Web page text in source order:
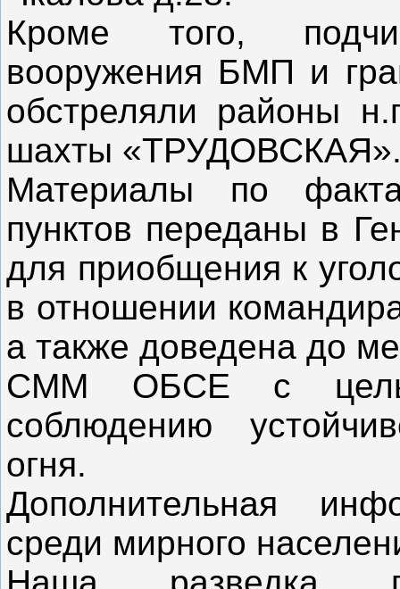
Кроме того,
вооружения БМП и
обстреляли районы
шахты
Материалы по
пунктов переданы в
для приобщения к
в отношении
а также доведена до
СММ ОБСЕ с
соблюдению
огня.
Дополнительная
среди мирного